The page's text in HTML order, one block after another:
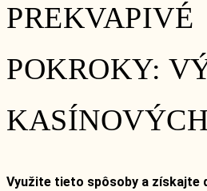
PREKVAPIVÉ
POKROKY:
Využite tieto spôsoby a získajte